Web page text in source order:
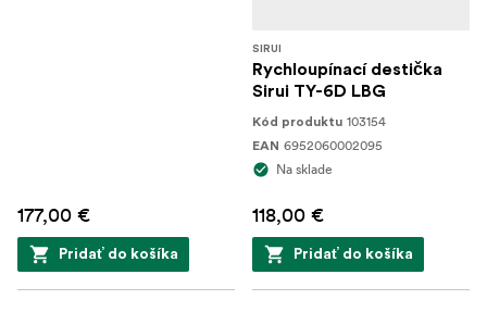
177,00 €
Pridať do košíka
SIRUI
Rychloupínací destička
Sirui TY-6D LBG
Kód produktu 103154
EAN 6952060002095
Na sklade
118,00 €
Pridať do košíka